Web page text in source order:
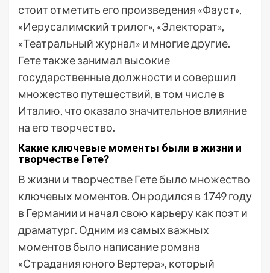
стоит отметить его произведения «Фауст»,
«Иерусалимский трилог», «Электорат»,
«Театральный журнал» и многие другие.
Гете также занимал высокие
государственные должности и совершил
множество путешествий, в том числе в
Италию, что оказало значительное влияние
на его творчество.
Какие ключевые моменты были в жизни и
творчестве Гете?
В жизни и творчестве Гете было множество
ключевых моментов. Он родился в 1749 году
в Германии и начал свою карьеру как поэт и
драматург. Одним из самых важных
моментов было написание романа
«Страдания юного Вертера», который